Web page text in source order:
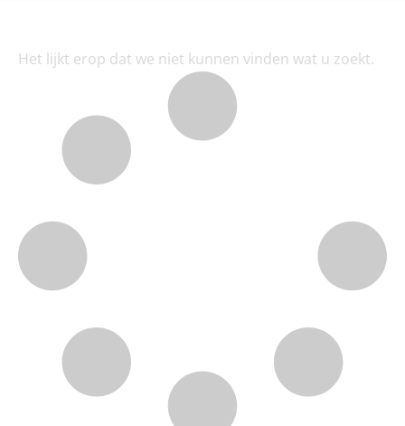
Het lijkt erop dat we niet kunnen vinden wat u zoekt.